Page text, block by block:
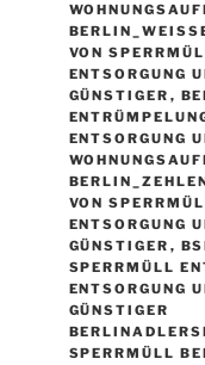
ON
NTSORGUNG
ÜNSTIGER
,
ENTSORGUNG
VON
ENTSORGUNG
GÜNSTIGER ,
SPERRMÜLL
ENTSORGUNG
GÜNSTIGER
SPERRMÜLL